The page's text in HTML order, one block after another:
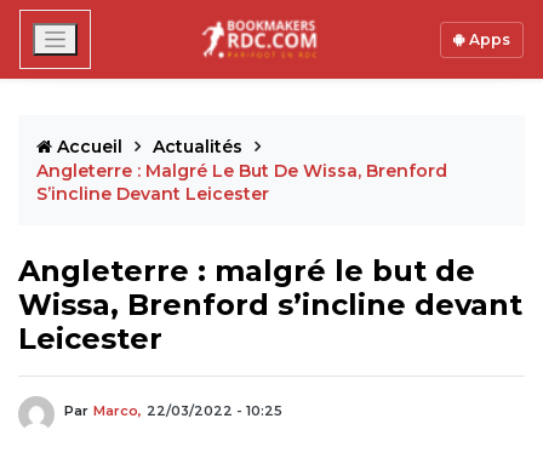
Apps
Accueil
Actualités
Angleterre : Malgré Le But De Wissa, Brenford
S’incline Devant Leicester
Angleterre : malgré le but de
Wissa, Brenford s’incline devant
Leicester
Par Marco, 22/03/2022 - 10:25